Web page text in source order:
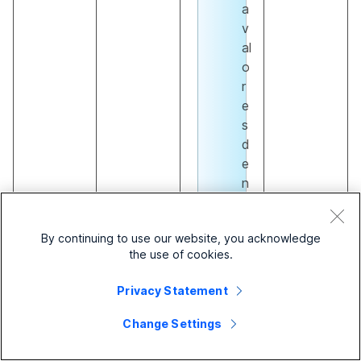
a
v
al
o
r
e
s
d
e
n
b
o
By continuing to use our website, you acknowledge
the use of cookies.
Privacy Statement
Change Settings